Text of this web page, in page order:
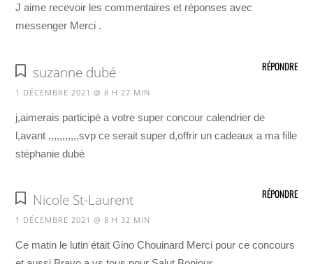
J aime recevoir les commentaires et réponses avec
messenger Merci .
suzanne dubé
1 DÉCEMBRE 2021 @ 8 H 27 MIN
j,aimerais participé a votre super concour calendrier de
l,avant ,,,,,,,,,,,svp ce serait super d,offrir un cadeaux a ma fille
stéphanie dubé
RÉPONDRE
Nicole St-Laurent
1 DÉCEMBRE 2021 @ 8 H 32 MIN
Ce matin le lutin était Gino Chouinard Merci pour ce concours
RÉPONDRE